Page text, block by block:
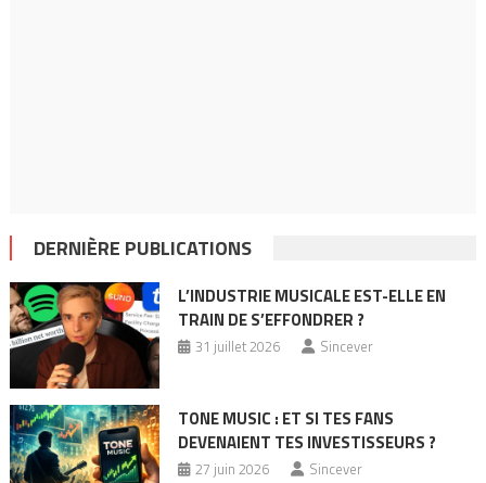
DERNIÈRE PUBLICATIONS
L’INDUSTRIE MUSICALE EST-ELLE EN
TRAIN DE S’EFFONDRER ?
31 juillet 2026 Sincever
TONE MUSIC : ET SI TES FANS
DEVENAIENT TES INVESTISSEURS ?
27 juin 2026 Sincever